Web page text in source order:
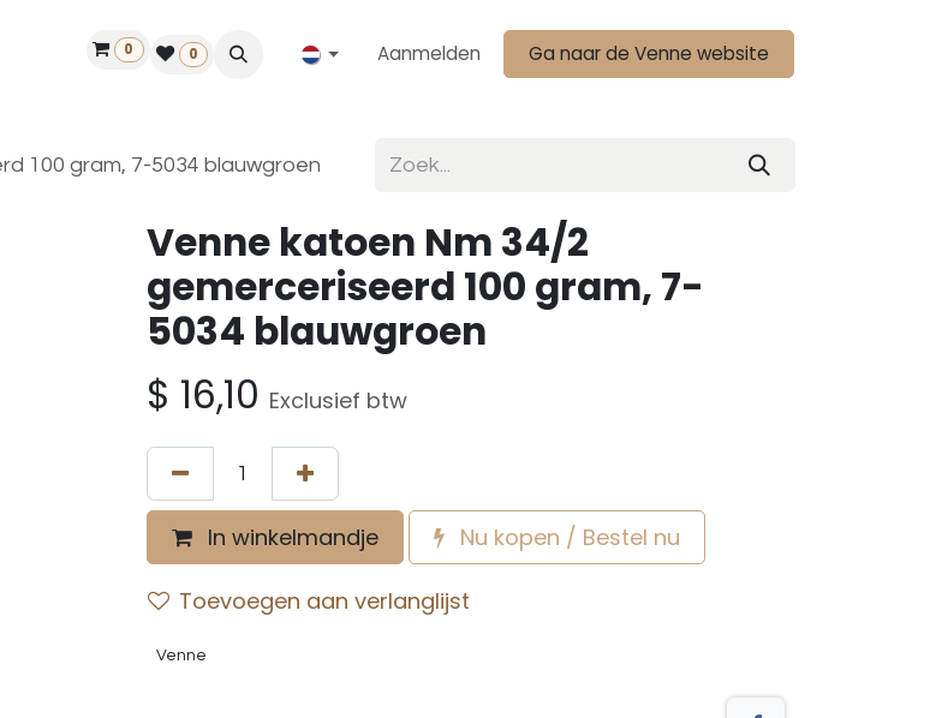
Vind een dealer
0 0 Aanmelden Ga naar de Venne website
100 gram, 7-5034 blauwgroen
Venne katoen Nm 34/2
gemerceriseerd 100 gram, 7-
5034 blauwgroen
$ 16,10 Exclusief btw
In winkelmandje Nu kopen / Bestel nu
Toevoegen aan verlanglijst
Venne